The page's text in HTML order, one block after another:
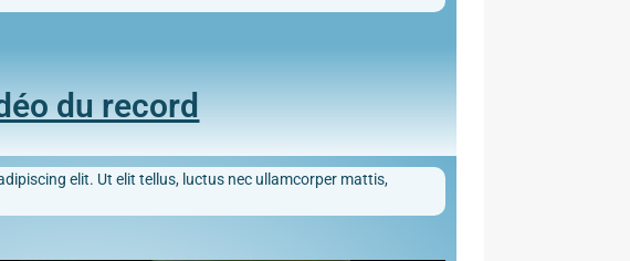
du record
elit. Ut elit tellus, luctus nec ullamcorper mattis,